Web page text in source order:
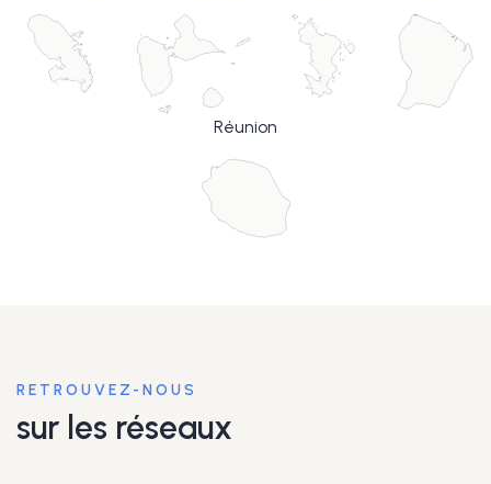
Réunion
RETROUVEZ-NOUS
sur les réseaux